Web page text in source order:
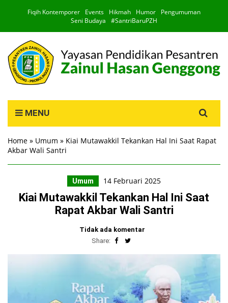
Fiqih Kontemporer Events Hikmah Humor
Pengumuman
Seni Budaya
#SantriBaruPZH
MENU
for:
Home » Umum » Kiai Mutawakkil Tekankan Hal Ini Saat Rapat
Akbar Wali Santri
Umum 14 Februari 2025
Kiai Mutawakkil Tekankan Hal Ini Saat
Rapat Akbar Wali Santri
Tidak ada komentar
Share: